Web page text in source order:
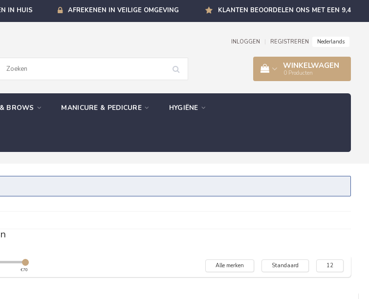
IN HUIS AFREKENEN IN VEILIGE OMGEVING KLANTEN BEOORDELEN ONS MET EEN 9,4
INLOGGEN REGISTREREN Nederlands
WINKELWAGEN
0 Producten
BROWS MANICURE & PEDICURE HYGIËNE
€70
Alle merken Standaard 12